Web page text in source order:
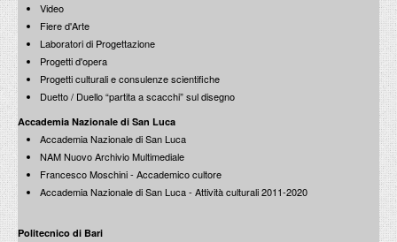
Video
Fiere d'Arte
Laboratori di Progettazione
Progetti d'opera
Progetti culturali e consulenze scientifiche
Duetto / Duello “partita a scacchi” sul disegno
Accademia Nazionale di San Luca
Accademia Nazionale di San Luca
NAM Nuovo Archivio Multimediale
Francesco Moschini - Accademico cultore
Accademia Nazionale di San Luca - Attività culturali 2011-2020
Politecnico di Bari